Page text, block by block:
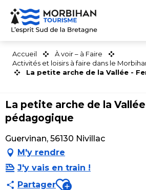
Aller
contenu
Accueil
À voir – à Faire
Activités et loisirs à faire dans le
La petite arche de la Vallée -
La petite arche de la
pédagogique
Guervinan, 56130 Nivillac
M'y rendre
J'y vais en train !
PartagerAjouter aux favoris